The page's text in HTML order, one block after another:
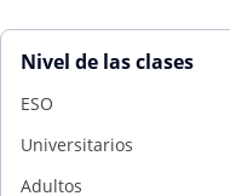
Nivel de las clases
ESO
Universitarios
Adultos